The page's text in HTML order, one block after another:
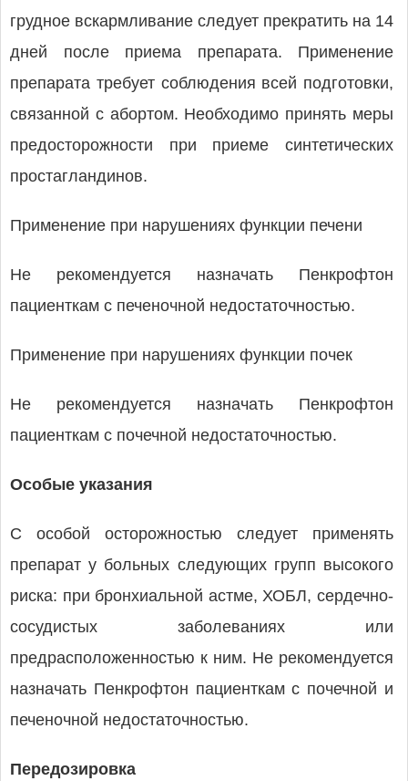
грудное вскармливание следует прекратить на 14
дней после приема препарата. Применение
препарата требует соблюдения всей подготовки,
связанной с абортом. Необходимо принять меры
предосторожности при приеме синтетических
простагландинов.
Применение при нарушениях функции печени
Не рекомендуется назначать Пенкрофтон
пациенткам с печеночной недостаточностью.
Применение при нарушениях функции почек
Не рекомендуется назначать Пенкрофтон
пациенткам с почечной недостаточностью.
Особые указания
С особой осторожностью следует применять
препарат у больных следующих групп высокого
риска: при бронхиальной астме, ХОБЛ, сердечно-
сосудистых заболеваниях или
предрасположенностью к ним. Не рекомендуется
назначать Пенкрофтон пациенткам с почечной и
печеночной недостаточностью.
Передозировка